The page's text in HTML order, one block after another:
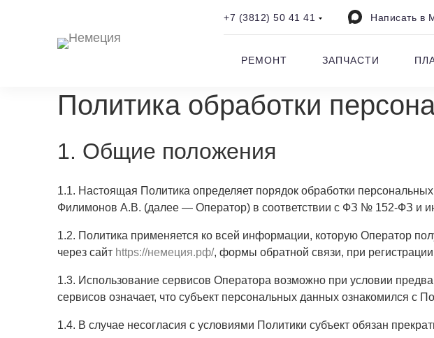
+7 (3812) 50 41 41 Написать в
РЕМОНТ ЗАПЧАСТИ
Политика обработки
1. Общие положения
1.1. Настоящая Политика определяет порядок обработки
Филимонов А.В. (далее — Оператор) в соответствии с ФЗ № 152-ФЗ и
1.2. Политика применяется ко всей информации, которую Оператор
через сайт https://немеция.рф/, формы обратной связи, при
1.3. Использование сервисов Оператора возможно при условии
сервисов означает, что субъект персональных данных ознакомился с
1.4. В случае несогласия с условиями Политики субъект обязан